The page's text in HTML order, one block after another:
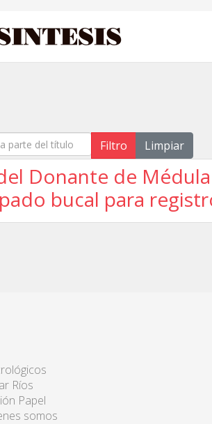
parte del título Filtro Limpiar
Donante de
bucal para
Ríos
Papel
somos